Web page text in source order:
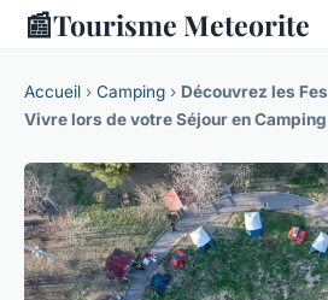
📰Tourisme Meteorite
Accueil › Camping › Découvrez les
Vivre lors de votre Séjour en